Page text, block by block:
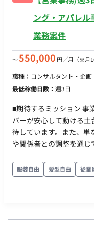
ング・アパレ
業務案件
〜550,000 円／月 （※月
職種： コンサルタント・企画
最低稼働日数： 週3日
■期待するミッション 事
バーが安心して動ける
待しています。また、
や関係者との調整を通
書作成、入金・支払タ
理表の精緻化 ・発注/契
き、各種申請 ・クライ
予算と進捗をトラッキ
服装自由 髪型自由 従業